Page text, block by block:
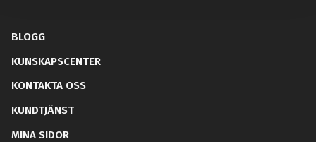
BLOGG
KUNSKAPSCENTER
KONTAKTA OSS
KUNDTJÄNST
MINA SIDOR